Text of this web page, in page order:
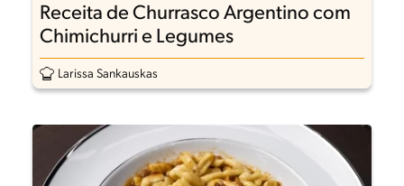
Receita de Churrasco Argentino com
Chimichurri e Legumes
Larissa Sankauskas